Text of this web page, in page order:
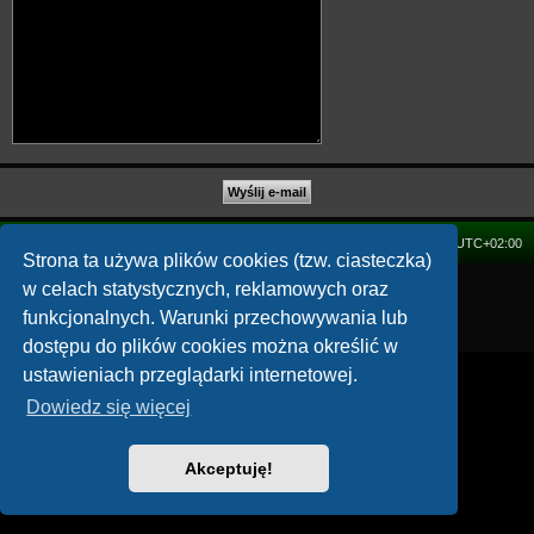
Strona ta używa plików cookies (tzw. ciasteczka)
w celach statystycznych, reklamowych oraz
funkcjonalnych. Warunki przechowywania lub
dostępu do plików cookies można określić w
ustawieniach przeglądarki internetowej.
Dowiedz się więcej
Akceptuję!
UTC+02:00
Technologię dostarczaphpBB® Forum Software © phpBB Limited
Zasady ochrony danych osobowych |Regulamin